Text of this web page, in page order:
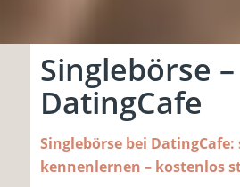
Singlebörse –
DatingCafe
Singlebörse bei DatingCafe:
kennenlernen – kostenlos